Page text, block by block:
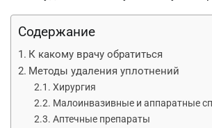
Содержание
К какому врачу обратиться
Методы удаления уплотнений
Хирургия
Малоинвазивные и аппаратные
Аптечные препараты